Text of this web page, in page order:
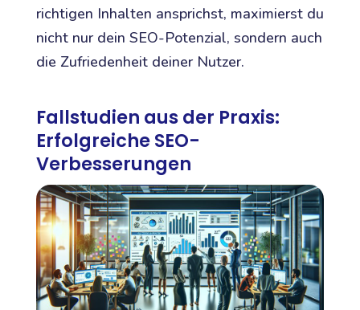
richtigen Inhalten ansprichst, maximierst du
nicht nur dein SEO-Potenzial, sondern auch
die Zufriedenheit deiner Nutzer.
Fallstudien aus der Praxis:
Erfolgreiche SEO-
Verbesserungen